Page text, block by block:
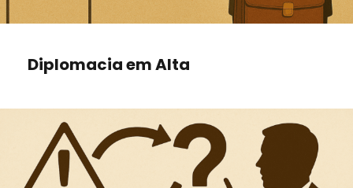
Diplomacia em Alta